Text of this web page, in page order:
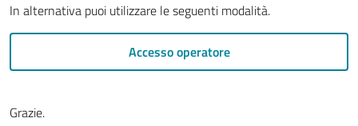
Argomenti
In alternativa puoi utilizzare le seguenti modalità.
Accesso operatore
Grazie.